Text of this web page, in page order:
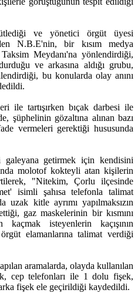
ve yönetici örgüt üyesi
N.B.E'nin, bir kısım medya
Meydanı'na yönlendirdiği,
ve arkasına aldığı grubu,
bu konularda olay anını
ile tartışırken bıçak darbesi ile
şüphelinin gözaltına alınan bazı
vermeleri gerektiği hususunda
getirmek için kendisini
molotof kokteyli atan kişilerin
"Nitekim, Çorlu ilçesinde
isimli şahısa telefonla talimat
kitle ayrımı yapılmaksızın
gaz maskelerinin bir kısmını
kaçmak isteyenlerin kaçışının
elamanlarına talimat verdiği
aramalarda, olayda kullanılan
cep telefonları ile 1 dolu fişek,
fişek ele geçirildiği kaydedildi.